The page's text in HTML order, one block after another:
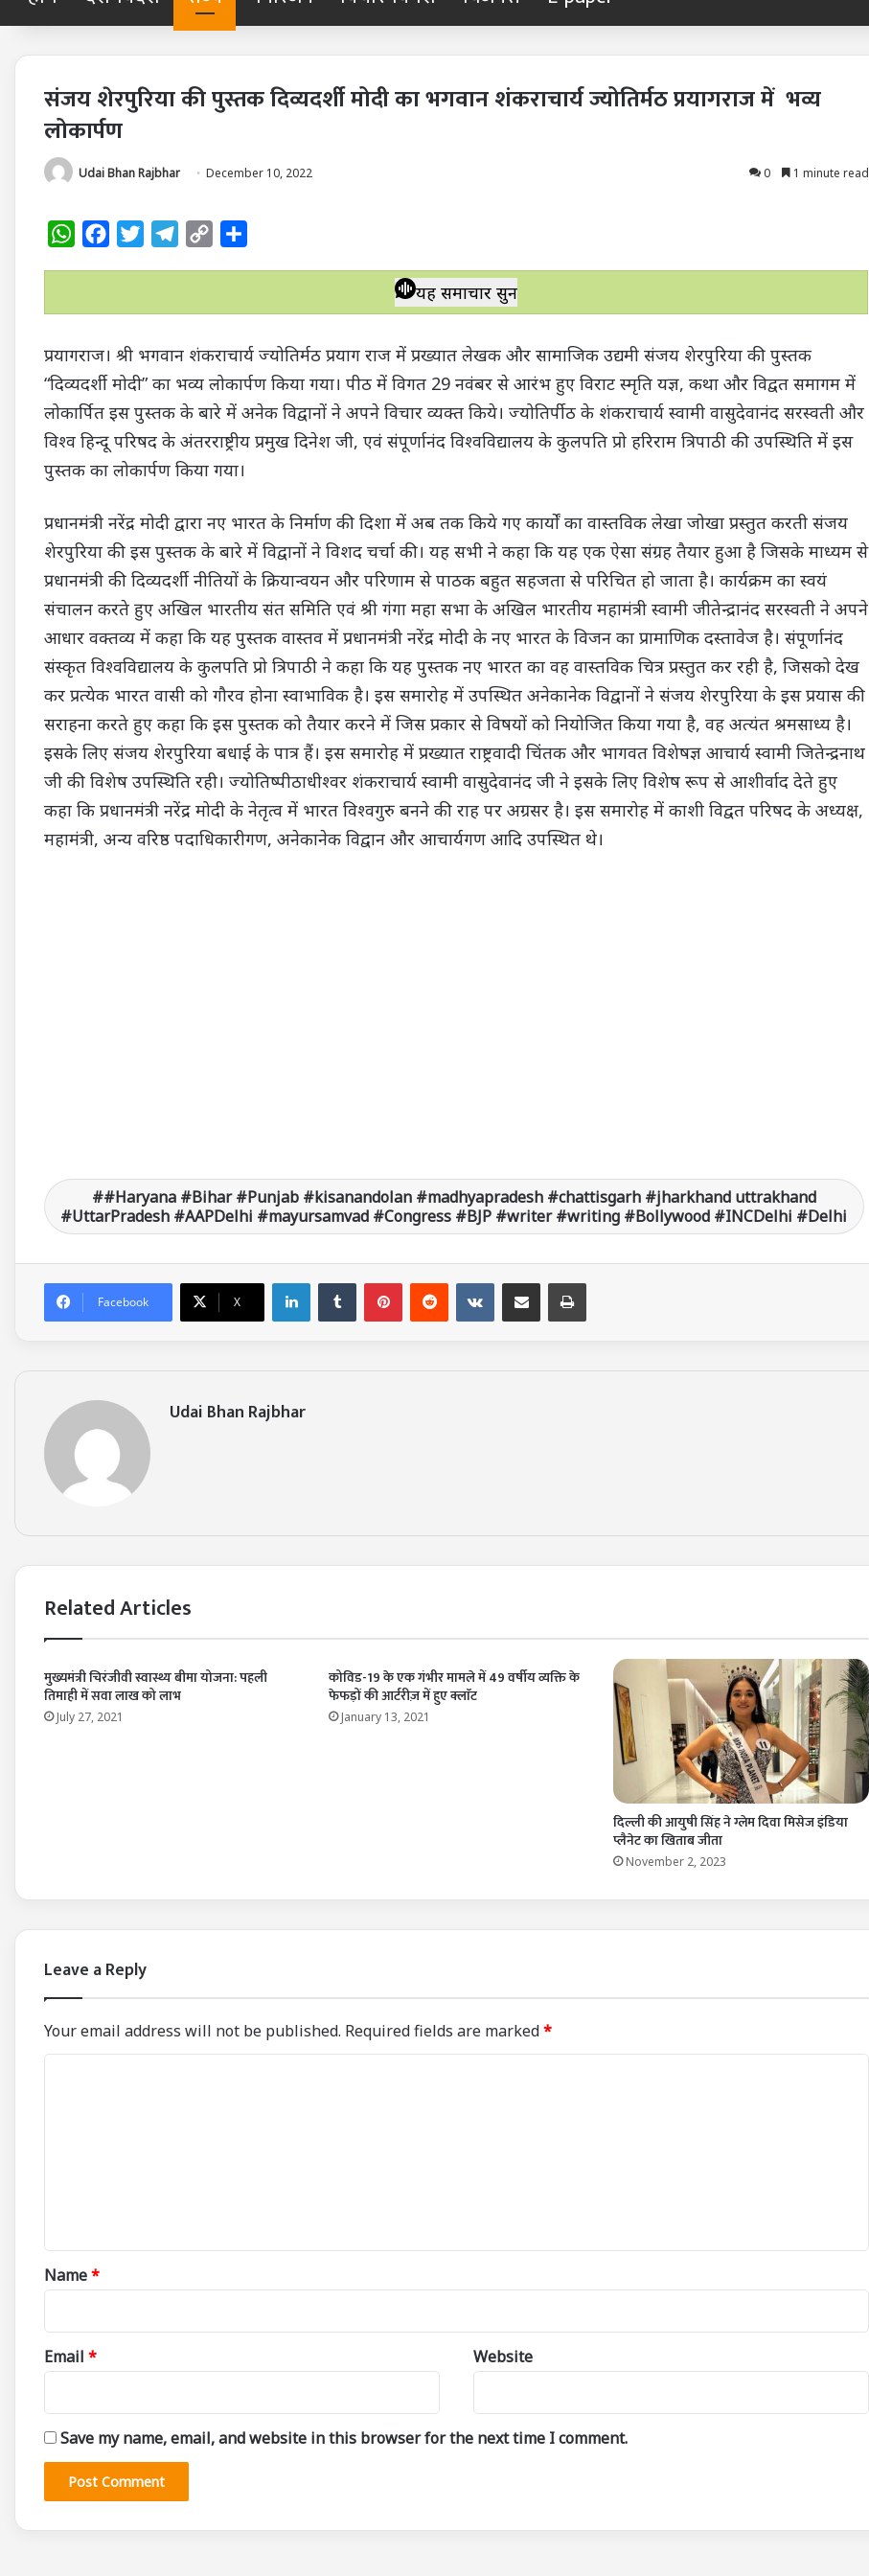
संजय शेरपुरिया की पुस्तक दिव्यदर्शी मोदी का भगवान शंकराचार्य ज्योतिर्मठ प्रयागराज में भव्य
लोकार्पण
Udai Bhan Rajbhar December 10, 2022 0 1 minute read
W
t
A
p
p
e
k
t
e
e
r
a
m
y
n
k
r
e
यह समाचार सुनें
प्रयागराज। श्री भगवान शंकराचार्य ज्योतिर्मठ प्रयाग राज में प्रख्यात लेखक और सामाजिक उद्यमी संजय शेरपुरिया की पुस्तक
“दिव्यदर्शी मोदी” का भव्य लोकार्पण किया गया। पीठ में विगत 29 नवंबर से आरंभ हुए विराट स्मृति यज्ञ, कथा और विद्वत समागम में
लोकार्पित इस पुस्तक के बारे में अनेक विद्वानों ने अपने विचार व्यक्त किये। ज्योतिर्पीठ के शंकराचार्य स्वामी वासुदेवानंद सरस्वती और
विश्व हिन्दू परिषद के अंतरराष्ट्रीय प्रमुख दिनेश जी, एवं संपूर्णानंद विश्वविद्यालय के कुलपति प्रो हरिराम त्रिपाठी की उपस्थिति में इस
पुस्तक का लोकार्पण किया गया।
प्रधानमंत्री नरेंद्र मोदी द्वारा नए भारत के निर्माण की दिशा में अब तक किये गए कार्यों का वास्तविक लेखा जोखा प्रस्तुत करती संजय
शेरपुरिया की इस पुस्तक के बारे में विद्वानों ने विशद चर्चा की। यह सभी ने कहा कि यह एक ऐसा संग्रह तैयार हुआ है जिसके माध्यम से
प्रधानमंत्री की दिव्यदर्शी नीतियों के क्रियान्वयन और परिणाम से पाठक बहुत सहजता से परिचित हो जाता है। कार्यक्रम का स्वयं
संचालन करते हुए अखिल भारतीय संत समिति एवं श्री गंगा महा सभा के अखिल भारतीय महामंत्री स्वामी जीतेन्द्रानंद सरस्वती ने अपने
आधार वक्तव्य में कहा कि यह पुस्तक वास्तव में प्रधानमंत्री नरेंद्र मोदी के नए भारत के विजन का प्रामाणिक दस्तावेज है। संपूर्णानंद
संस्कृत विश्वविद्यालय के कुलपति प्रो त्रिपाठी ने कहा कि यह पुस्तक नए भारत का वह वास्तविक चित्र प्रस्तुत कर रही है, जिसको देख
कर प्रत्येक भारत वासी को गौरव होना स्वाभाविक है। इस समारोह में उपस्थित अनेकानेक विद्वानों ने संजय शेरपुरिया के इस प्रयास की
सराहना करते हुए कहा कि इस पुस्तक को तैयार करने में जिस प्रकार से विषयों को नियोजित किया गया है, वह अत्यंत श्रमसाध्य है।
इसके लिए संजय शेरपुरिया बधाई के पात्र हैं। इस समारोह में प्रख्यात राष्ट्रवादी चिंतक और भागवत विशेषज्ञ आचार्य स्वामी जितेन्द्रनाथ
जी की विशेष उपस्थिति रही। ज्योतिष्पीठाधीश्वर शंकराचार्य स्वामी वासुदेवानंद जी ने इसके लिए विशेष रूप से आशीर्वाद देते हुए
कहा कि प्रधानमंत्री नरेंद्र मोदी के नेतृत्व में भारत विश्वगुरु बनने की राह पर अग्रसर है। इस समारोह में काशी विद्वत परिषद के अध्यक्ष,
महामंत्री, अन्य वरिष्ठ पदाधिकारीगण, अनेकानेक विद्वान और आचार्यगण आदि उपस्थित थे।
#Haryana #Bihar #Punjab #kisanandolan #madhyapradesh #chattisgarh #jharkhand uttrakhand
#UttarPradesh #AAPDelhi #mayursamvad #Congress #BJP #writer #writing #Bollywood #INCDelhi #Delhi
Facebook X
LinkedIn VKontakte
Udai Bhan Rajbhar
Related Articles
मुख्यमंत्री चिरंजीवी स्वास्थ्य बीमा योजना: पहली
तिमाही में सवा लाख को लाभ
July 27, 2021
कोविड-19 के एक गंभीर मामले में 49 वर्षीय व्यक्ति के
फेफड़ों की आर्टरीज़ में हुए क्लाॅट
January 13, 2021
दिल्ली की आयुषी सिंह ने ग्लेम दिवा मिसेज इंडिया
प्लैनेट का खिताब जीता
November 2, 2023
Leave a Reply
Your email address will not be published. Required fields are marked*
*
Name*
Email * Website
Save my name, email, and website in this browser for the next time I comment.